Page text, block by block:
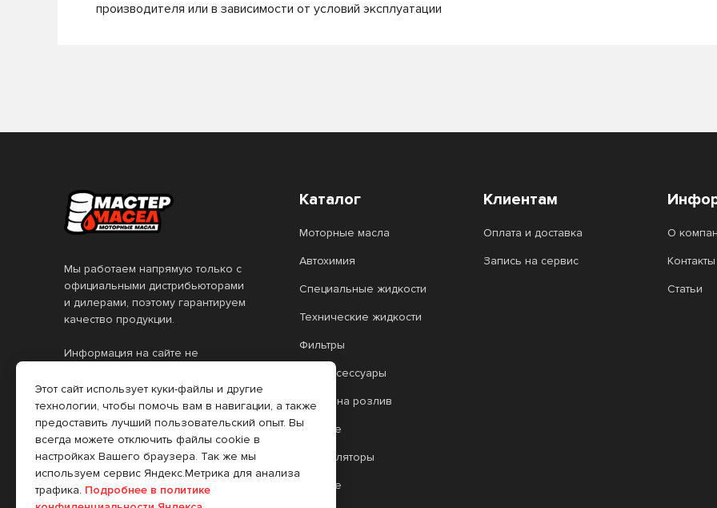
производителя или в зависимости от условий эксплуатации
Мы работаем напрямую только с
официальными дистрибьюторами
и дилерами, поэтому гарантируем
качество продукции.
Информация на сайте не
Все цены, указанные на сайте,
действительны только при
оформлении заказа через
интернет-магазин. Цены в
розничных торговых точках (РТТ)
могут отличаться.
Каталог
Моторные масла
Автохимия
Специальные жидкости
Технические жидкости
Фильтры
Автоаксессуары
Масло на розлив
Прочее
Аккумуляторы
Прочее
Клиентам
Оплата и доставка
Запись на сервис
О
Контакты
Статьи
Этот сайт использует куки-файлы и другие
технологии, чтобы помочь вам в навигации, а также
предоставить лучший пользовательский опыт. Вы
всегда можете отключить файлы cookie в
настройках Вашего браузера. Так же мы
используем сервис Яндекс.Метрика для анализа
трафика. Подробнее в политике